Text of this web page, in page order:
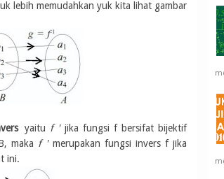
lebih memudahkan yuk kita lihat gambar
yaitu f 'jika fungsi f bersifat bijektif
maka f ' merupakan fungsi invers f jika
ini.